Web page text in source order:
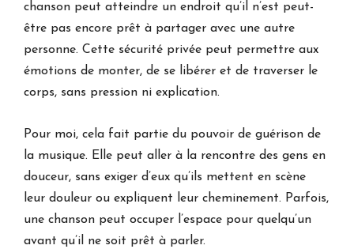
chanson peut atteindre un endroit qu’il n’est peut-
être pas encore prêt à partager avec une autre
personne. Cette sécurité privée peut permettre aux
émotions de monter, de se libérer et de traverser le
corps, sans pression ni explication.
Pour moi, cela fait partie du pouvoir de guérison de
la musique. Elle peut aller à la rencontre des gens en
douceur, sans exiger d’eux qu’ils mettent en scène
leur douleur ou expliquent leur cheminement. Parfois,
une chanson peut occuper l’espace pour quelqu’un
avant qu’il ne soit prêt à parler.